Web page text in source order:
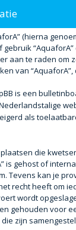
(hierna
aan te raden om
van
is een
als
die
is gehost of
Tevens kan je
recht heeft om
wordt
gehouden voor
zijn